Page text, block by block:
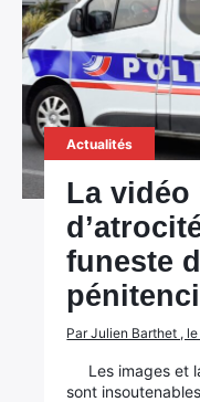
Actualités
La vidéo
funeste
Par Julien Barthet ,
Les images et
sont
Rechercher
: